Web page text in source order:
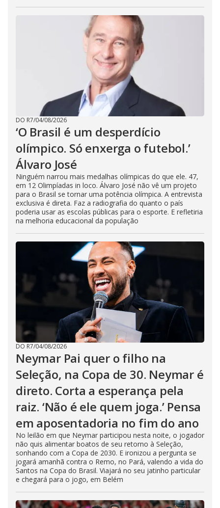
DO R7/04/08/2026
‘O Brasil é um desperdício
olímpico. Só enxerga o futebol.’
Álvaro José
Ninguém narrou mais medalhas olímpicas do que ele. 47,
em 12 Olimpíadas in loco. Álvaro José não vê um projeto
para o Brasil se tornar uma potência olímpica. A entrevista
exclusiva é direta. Faz a radiografia do quanto o país
poderia usar as escolas públicas para o esporte. E refletiria
na melhoria educacional da população
DO R7/04/08/2026
Neymar Pai quer o filho na
Seleção, na Copa de 30. Neymar é
direto. Corta a esperança pela
raiz. ‘Não é ele quem joga.’ Pensa
em aposentadoria no fim do ano
No leilão em que Neymar participou nesta noite, o jogador
não quis alimentar boatos de seu retorno à Seleção,
sonhando com a Copa de 2030. E ironizou a pergunta se
jogará amanhã contra o Remo, no Pará, valendo a vida do
Santos na Copa do Brasil. Viajará no seu jatinho particular
e chegará para o jogo, em Belém